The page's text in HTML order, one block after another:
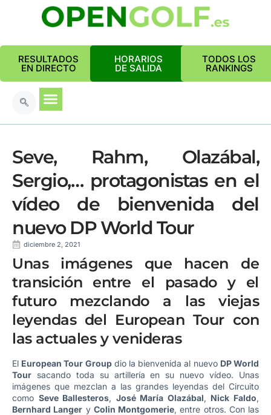
RESULTADOS
EN DIRECTO
HORARIOS
DE SALIDA
TODOS LOS
RANKINGS
Seve, Rahm, Olazábal,
Sergio,… protagonistas en el
vídeo de bienvenida del
nuevo DP World Tour
diciembre 2, 2021
Unas imágenes que hacen de
transición entre el pasado y el
futuro mezclando a las viejas
leyendas del European Tour con
las actuales y venideras
El European Tour Groupdio la bienvenida al nuevo DP World
Tour sacando toda su artillería en su nuevo vídeo. Unas
imágenes que mezclan a las grandes leyendas del Circuito
como Seve Ballesteros, José María Olazábal, Nick Faldo,
Bernhard Langer y Colin Montgomerie, entre otros. Con las